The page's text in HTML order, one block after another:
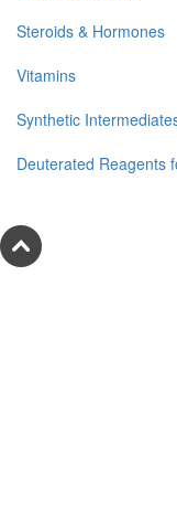
Steroids & Hormones
Vitamins
Synthetic
Deuterated Reagents